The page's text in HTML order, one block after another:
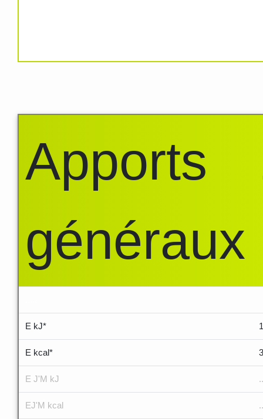
Apports
généraux
E kJ*
E kcal*
E J'M kJ
EJ'M kcal